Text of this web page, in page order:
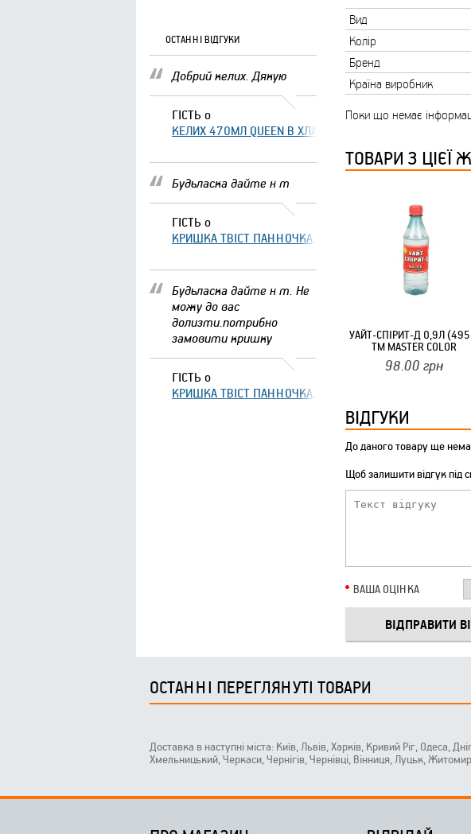
ОСТАННІ ВІДГУКИ
Добрий келих. Дякую
ГІСТЬ о
КЕЛИХ 470МЛ QUEEN В ХЛАМІНГО ТМ FARGLASS
Будьласка дайте н т
ГІСТЬ о
КРИШКА ТВІСТ ПАННОЧКА, ЩО ЗАКРУЧУЄТЬСЯ
Будьласка дайте н т. Не
можу до вас
долизти.потрибно
замовити кришку
ГІСТЬ о
КРИШКА ТВІСТ ПАННОЧКА, ЩО ЗАКРУЧУЄТЬСЯ
Вид
Колір
Бренд
Країна виробник
Поки що немає
ТОВАРИ З ЦІЄЇ
УАЙТ-СПІРИТ-Д 0,9Л
ТМ MASTER COLOR
98.00 грн
ВІДГУКИ
До даного товару ще
Щоб залишити відгук під
ВАША ОЦІНКА
ОСТАННІ ПЕРЕГЛЯНУТІ ТОВАРИ
Доставка в наступні міста: Київ, Львів, Харків, Кривий Ріг, Одеса,
Хмельницький, Черкаси, Чернігів, Чернівці, Вінниця, Луцьк,